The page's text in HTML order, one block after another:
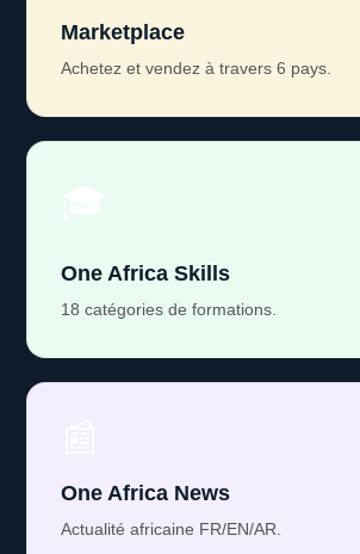
Marketplace
Achetez et vendez à travers 6 pays.
One Africa Skills
18 catégories de formations.
One Africa News
Actualité africaine FR/EN/AR.